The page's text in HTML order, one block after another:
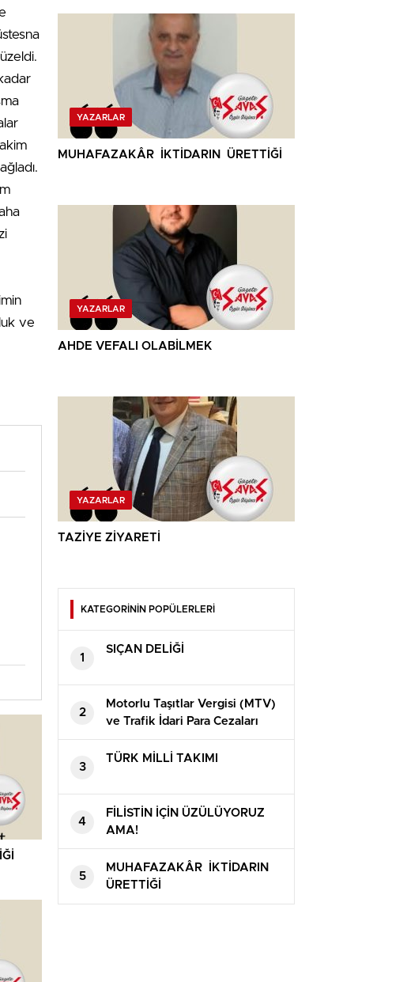
ve
YAZARLAR
MUHAFAZAKÂR İKTİDARIN ÜRETTİĞİ
YAZARLAR
AHDE VEFALI OLABİLMEK
YAZARLAR
TAZİYE ZİYARETİ
KATEGORİNİN POPÜLERLERİ
1
SIÇAN DELİĞİ
2
Motorlu Taşıtlar Vergisi (MTV)
ve Trafik İdari Para Cezaları
(TPC)
3
TÜRK MİLLİ TAKIMI
4
FİLİSTİN İÇİN ÜZÜLÜYORUZ
AMA!
5
MUHAFAZAKÂR İKTİDARIN
ÜRETTİĞİ